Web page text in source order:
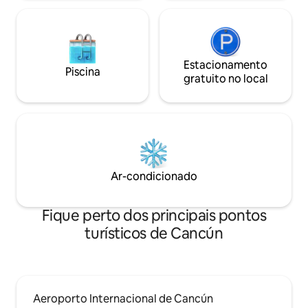
Piscina
Estacionamento
gratuito no local
Ar-condicionado
Fique perto dos principais pontos
turísticos de Cancún
Aeroporto Internacional de Cancún